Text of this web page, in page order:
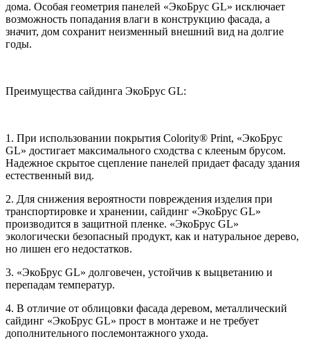
дома. Особая геометрия панелей «ЭкоБрус GL» исключает
возможность попадания влаги в конструкцию фасада, а
значит, дом сохранит неизменный внешний вид на долгие
годы.
Преимущества сайдинга ЭкоБрус GL:
1. При использовании покрытия Colority® Print, «ЭкоБрус
GL» достигает максимального сходства с клееным брусом.
Надежное скрытое сцепление панелей придает фасаду здания
естественный вид.
2. Для снижения вероятности повреждения изделия при
транспортировке и хранении, сайдинг «ЭкоБрус GL»
производится в защитной пленке. «ЭкоБрус GL»
экологически безопасный продукт, как и натуральное дерево,
но лишен его недостатков.
3. «ЭкоБрус GL» долговечен, устойчив к выцветанию и
перепадам температур.
4. В отличие от облицовки фасада деревом, металлический
сайдинг «ЭкоБрус GL» прост в монтаже и не требует
дополнительного послемонтажного ухода.